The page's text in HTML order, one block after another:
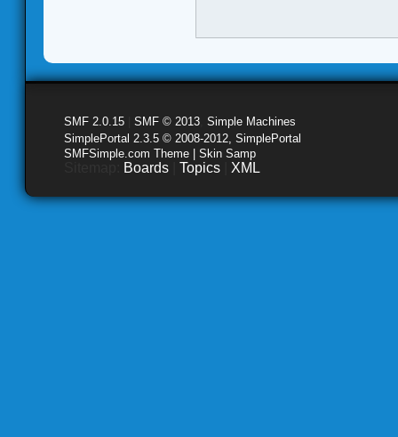
SMF 2.0.15 SMF © 2013 Simple Machines
SimplePortal 2.3.5 © 2008-2012, SimplePortal
SMFSimple.com Theme | Skin Samp
Boards Topics XML